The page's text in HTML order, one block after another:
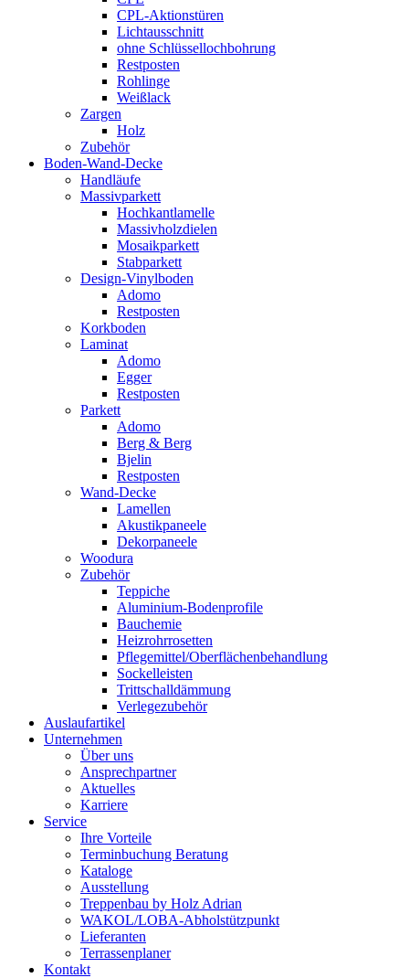
CPL-Aktionstüren
Lichtausschnitt
ohne Schlüssellochbohrung
Restposten
Rohlinge
Weißlack
Zargen
Holz
Zubehör
Boden-Wand-Decke
Handläufe
Massivparkett
Hochkantlamelle
Massivholzdielen
Mosaikparkett
Stabparkett
Design-Vinylboden
Adomo
Restposten
Korkboden
Laminat
Adomo
Egger
Restposten
Parkett
Adomo
Berg & Berg
Bjelin
Restposten
Wand-Decke
Lamellen
Akustikpaneele
Dekorpaneele
Woodura
Zubehör
Teppiche
Aluminium-Bodenprofile
Bauchemie
Heizrohrrosetten
Pflegemittel/Oberflächenbehandlung
Sockelleisten
Trittschalldämmung
Verlegezubehör
Auslaufartikel
Unternehmen
Über uns
Ansprechpartner
Aktuelles
Karriere
Service
Ihre Vorteile
Terminbuchung Beratung
Kataloge
Ausstellung
Treppenbau by Holz Adrian
WAKOL/LOBA-Abholstützpunkt
Lieferanten
Terrassenplaner
Kontakt